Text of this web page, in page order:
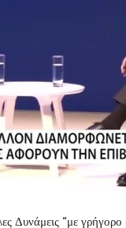
Δυνάμεις “με